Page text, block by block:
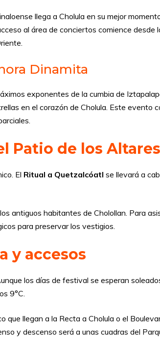
llega a Cholula en su mejor
al área de conciertos comience desde
Dinamita
exponentes de la cumbia de
en el corazón de Cholula. Este evento
Patio de los Altares
El Ritual a Quetzalcóatl se llevará a
antiguos habitantes de Cholollan. Para
para preservar los vestigios.
y accesos
los días de festival se esperan
9°C.
llegan a la Recta a Cholula o el
y descenso será a unas cuadras del